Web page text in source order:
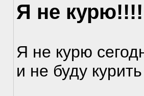
Я не курю!!!!
Я не курю
и не буду